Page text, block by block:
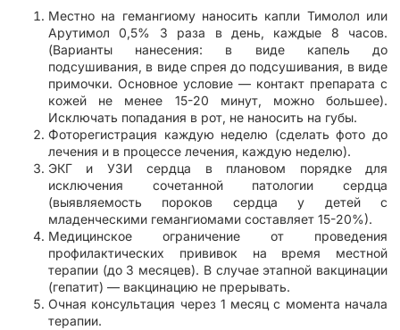
Местно на гемангиому наносить капли Тимолол или
Арутимол 0,5% 3 раза в день, каждые 8 часов.
(Варианты нанесения: в виде капель до
подсушивания, в виде спрея до подсушивания, в виде
примочки. Основное условие — контакт препарата с
кожей не менее 15-20 минут, можно большее).
Исключать попадания в рот, не наносить на губы.
Фоторегистрация каждую неделю (сделать фото до
лечения и в процессе лечения, каждую неделю).
ЭКГ и УЗИ сердца в плановом порядке для
исключения сочетанной патологии сердца
(выявляемость пороков сердца у детей с
младенческими гемангиомами составляет 15-20%).
Медицинское ограничение от проведения
профилактических прививок на время местной
терапии (до 3 месяцев). В случае этапной вакцинации
(гепатит) — вакцинацию не прерывать.
Очная консультация через 1 месяц с момента начала
терапии.